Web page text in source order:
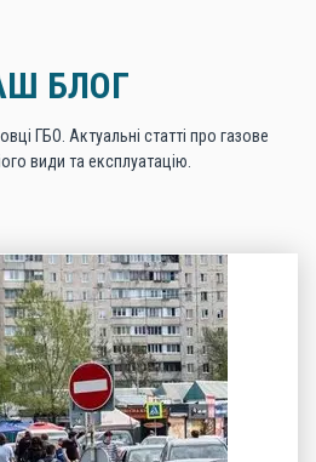
БЛОГ
ГБО. Актуальні статті про газове
види та експлуатацію.